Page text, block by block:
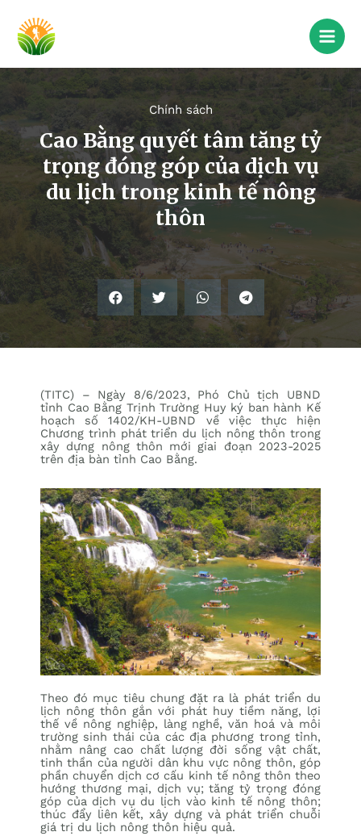
Chính sách
Cao Bằng quyết tâm tăng tỷ
trọng đóng góp của dịch vụ
du lịch trong kinh tế nông
thôn
(TITC) – Ngày 8/6/2023, Phó Chủ tịch UBND
tỉnh Cao Bằng Trịnh Trường Huy ký ban hành Kế
hoạch số 1402/KH-UBND về việc thực hiện
Chương trình phát triển du lịch nông thôn trong
xây dựng nông thôn mới giai đoạn 2023-2025
trên địa bàn tỉnh Cao Bằng.
Theo đó mục tiêu chung đặt ra là phát triển du
lịch nông thôn gắn với phát huy tiềm năng, lợi
thế về nông nghiệp, làng nghề, văn hoá và môi
trường sinh thái của các địa phương trong tỉnh,
nhằm nâng cao chất lượng đời sống vật chất,
tinh thần của người dân khu vực nông thôn, góp
phần chuyển dịch cơ cấu kinh tế nông thôn theo
hướng thương mại, dịch vụ; tăng tỷ trọng đóng
góp của dịch vụ du lịch vào kinh tế nông thôn;
thúc đẩy liên kết, xây dựng và phát triển chuỗi
giá trị du lịch nông thôn hiệu quả.